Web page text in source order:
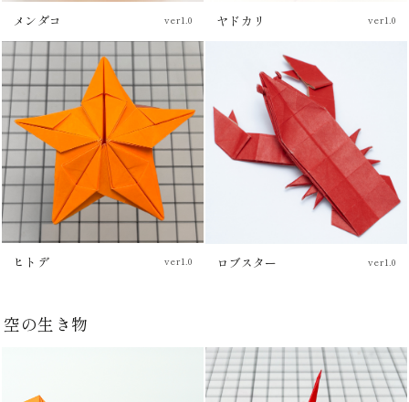
チュートリアル
メンダコ
ver1.0
ヤドカリ ver1.0
チュートリアル
ヒトデ
ver1.0
ロブスター ver1.0
空の生き物